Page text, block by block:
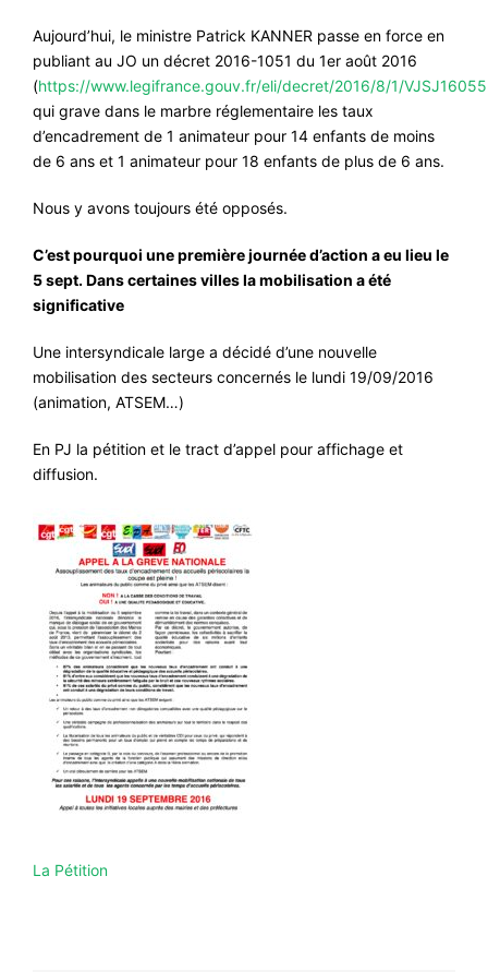
Aujourd’hui, le ministre Patrick KANNER passe en force en
publiant au JO un décret 2016-1051 du 1er août 2016
(https://www.legifrance.gouv.fr/eli/decret/2016/8/1/
qui grave dans le marbre réglementaire les taux
d’encadrement de 1 animateur pour 14 enfants de moins
de 6 ans et 1 animateur pour 18 enfants de plus de 6 ans.
Nous y avons toujours été opposés.
C’est pourquoi une première journée d’action a eu lieu le
5 sept. Dans certaines villes la mobilisation a été
significative
Une intersyndicale large a décidé d’une nouvelle
mobilisation des secteurs concernés le lundi 19/09/2016
(animation, ATSEM…)
En PJ la pétition et le tract d’appel pour affichage et
diffusion.
La Pétition